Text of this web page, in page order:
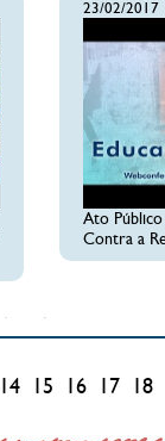
23/02/2017
Ato
Contra a
14 15 16 17 18